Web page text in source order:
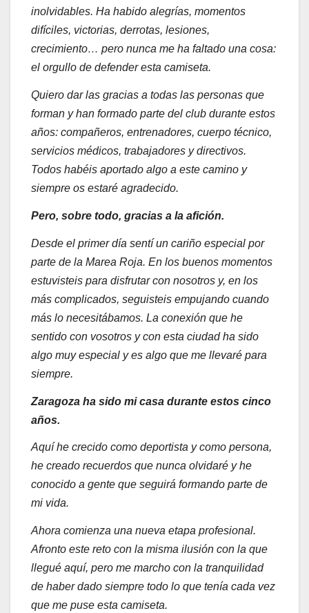
inolvidables. Ha habido alegrías, momentos
difíciles, victorias, derrotas, lesiones,
crecimiento… pero nunca me ha faltado una cosa:
el orgullo de defender esta camiseta.
Quiero dar las gracias a todas las personas que
forman y han formado parte del club durante estos
años: compañeros, entrenadores, cuerpo técnico,
servicios médicos, trabajadores y directivos.
Todos habéis aportado algo a este camino y
siempre os estaré agradecido.
Pero, sobre todo, gracias a la afición.
Desde el primer día sentí un cariño especial por
parte de la Marea Roja. En los buenos momentos
estuvisteis para disfrutar con nosotros y, en los
más complicados, seguisteis empujando cuando
más lo necesitábamos. La conexión que he
sentido con vosotros y con esta ciudad ha sido
algo muy especial y es algo que me llevaré para
siempre.
Zaragoza ha sido mi casa durante estos cinco
años.
Aquí he crecido como deportista y como persona,
he creado recuerdos que nunca olvidaré y he
conocido a gente que seguirá formando parte de
mi vida.
Ahora comienza una nueva etapa profesional.
Afronto este reto con la misma ilusión con la que
llegué aquí, pero me marcho con la tranquilidad
de haber dado siempre todo lo que tenía cada vez
que me puse esta camiseta.